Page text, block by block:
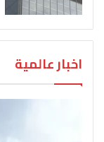
اخبار عالمية